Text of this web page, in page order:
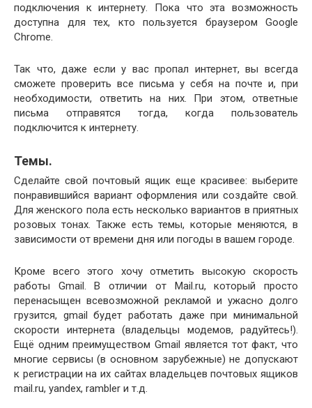
подключения к интернету. Пока что эта возможность
доступна для тех, кто пользуется браузером Google
Chrome.
Так что, даже если у вас пропал интернет, вы всегда
сможете проверить все письма у себя на почте и, при
необходимости, ответить на них. При этом, ответные
письма отправятся тогда, когда пользователь
подключится к интернету.
Темы.
Сделайте свой почтовый ящик еще красивее: выберите
понравившийся вариант оформления или создайте свой.
Для женского пола есть несколько вариантов в приятных
розовых тонах. Также есть темы, которые меняются, в
зависимости от времени дня или погоды в вашем городе.
Кроме всего этого хочу отметить высокую скорость
работы Gmail. В отличии от Mail.ru, который просто
перенасыщен всевозможной рекламой и ужасно долго
грузится, gmail будет работать даже при минимальной
скорости интернета (владельцы модемов, радуйтесь!).
Ещё одним преимуществом Gmail является тот факт, что
многие сервисы (в основном зарубежные) не допускают
к регистрации на их сайтах владельцев почтовых ящиков
mail.ru, yandex, rambler и т.д.